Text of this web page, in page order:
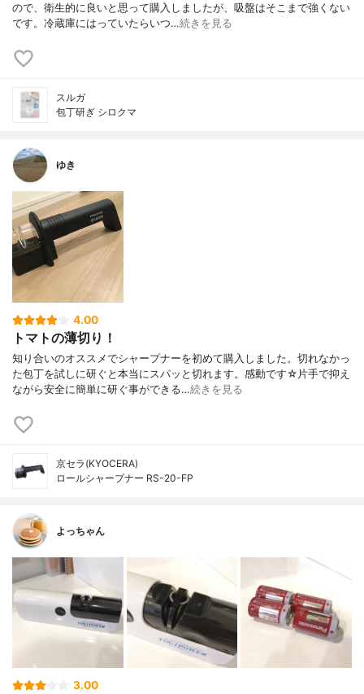
ので、衛生的に良いと思って購入しましたが、吸盤はそこまで強くない
です。冷蔵庫にはっていたらいつ…続きを見る
スルガ
包丁研ぎ シロクマ
ゆき
4.00
トマトの薄切り！
知り合いのオススメでシャープナーを初めて購入しました。切れなかっ
た包丁を試しに研ぐと本当にスパッと切れます。感動です☆片手で抑え
ながら安全に簡単に研ぐ事ができる…続きを見る
京セラ(KYOCERA)
ロールシャープナー RS-20-FP
よっちゃん
3.00